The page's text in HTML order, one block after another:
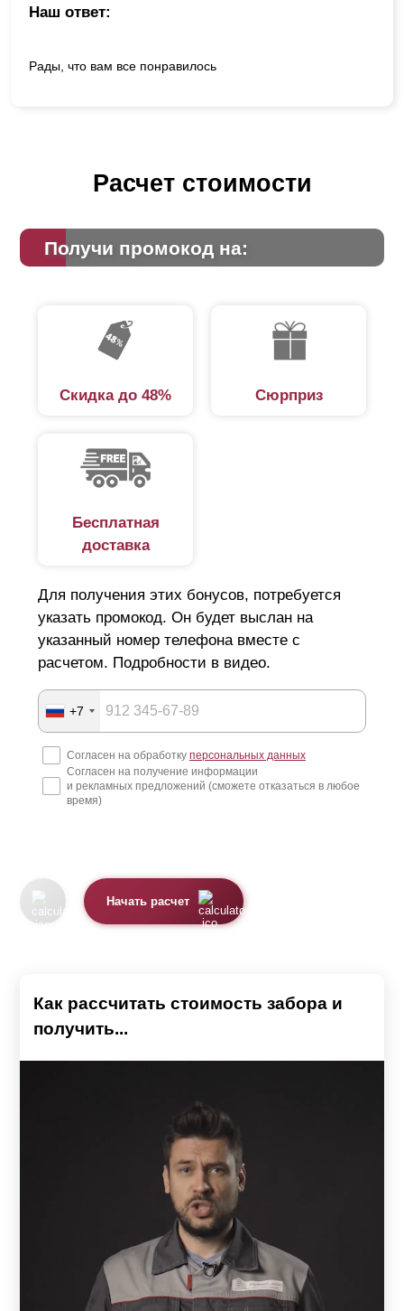
Наш ответ:
Рады, что вам все понравилось
Расчет стоимости
Получи промокод на:
Скидка до 48% Сюрприз
Бесплатная
доставка
Для получения этих бонусов, потребуется
указать промокод. Он будет выслан на
указанный номер телефона вместе с
расчетом. Подробности в видео.
+7
Согласен на обработку персональных данных
Согласен на получение информации
и рекламных предложений (сможете отказаться в любое
время)
Начать расчет
Как рассчитать стоимость забора и
получить...